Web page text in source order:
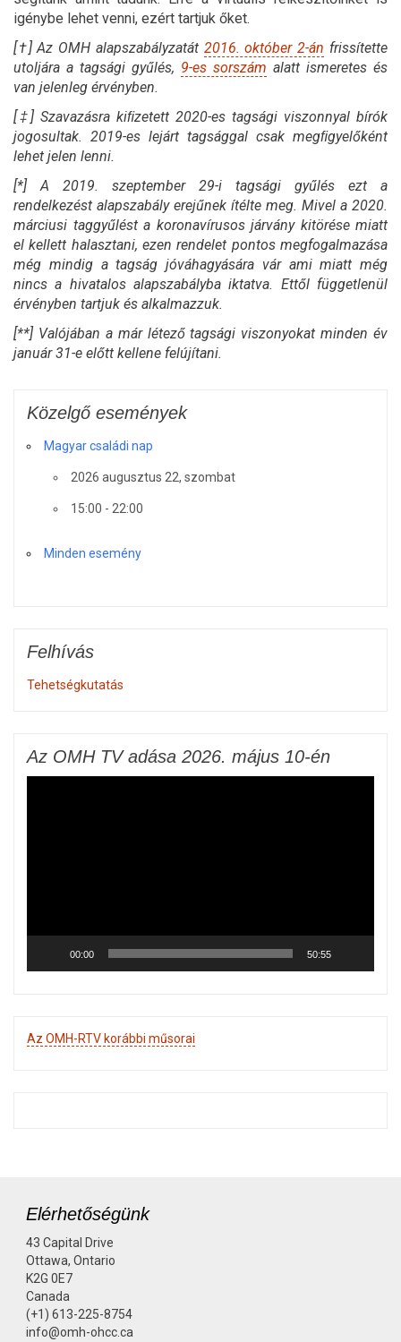
igénybe lehet venni, ezért tartjuk őket.
[†] Az OMH alapszabályzatát 2016. október 2-án frissítette
utoljára a tagsági gyűlés, 9-es sorszám alatt ismeretes és
van jelenleg érvényben.
[‡] Szavazásra kiﬁzetett 2020-es tagsági viszonnyal bírók
jogosultak. 2019-es lejárt tagsággal csak megﬁgyelőként
lehet jelen lenni.
[*] A 2019. szeptember 29-i tagsági gyűlés ezt a
rendelkezést alapszabály erejűnek ítélte meg. Mivel a 2020.
márciusi taggyűlést a koronavírusos járvány kitörése miatt
el kellett halasztani, ezen rendelet pontos megfogalmazása
még mindig a tagság jóváhagyására vár ami miatt még
nincs a hivatalos alapszabályba iktatva. Ettől függetlenül
érvényben tartjuk és alkalmazzuk.
[**] Valójában a már létező tagsági viszonyokat minden év
január 31-e előtt kellene felújítani.
Közelgő események
Magyar családi nap
2026 augusztus 22, szombat
15:00 - 22:00
Minden esemény
Felhívás
Tehetségkutatás
Az OMH TV adása 2026. május 10-én
00:00 50:55
Az OMH-RTV korábbi műsorai
Elérhetőségünk
43 Capital Drive
Ottawa, Ontario
K2G 0E7
Canada
(+1) 613-225-8754
info@omh-ohcc.ca